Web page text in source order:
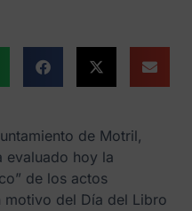
de Motril,
evaluado hoy la
de los actos
del Día del Libro